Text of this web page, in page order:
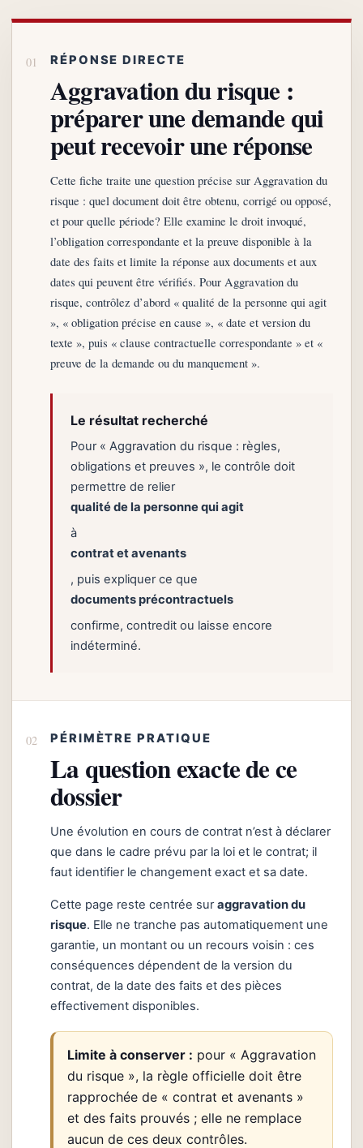
RÉPONSE DIRECTE
Aggravation du risque :
préparer une demande qui
peut recevoir une réponse
Cette fiche traite une question précise sur Aggravation du
risque : quel document doit être obtenu, corrigé ou opposé,
et pour quelle période? Elle examine le droit invoqué,
l’obligation correspondante et la preuve disponible à la
date des faits et limite la réponse aux documents et aux
dates qui peuvent être vérifiés. Pour Aggravation du
risque, contrôlez d’abord « qualité de la personne qui agit
», « obligation précise en cause », « date et version du
texte », puis « clause contractuelle correspondante » et «
preuve de la demande ou du manquement ».
Le résultat recherché
Pour « Aggravation du risque : règles,
obligations et preuves », le contrôle doit
permettre de relier
qualité de la personne qui agit
à
contrat et avenants
, puis expliquer ce que
documents précontractuels
confirme, contredit ou laisse encore
indéterminé.
PÉRIMÈTRE PRATIQUE
La question exacte de ce
dossier
Une évolution en cours de contrat n’est à déclarer
que dans le cadre prévu par la loi et le contrat; il
faut identifier le changement exact et sa date.
Cette page reste centrée suraggravation du
risque. Elle ne tranche pas automatiquement une
garantie, un montant ou un recours voisin : ces
conséquences dépendent de la version du
contrat, de la date des faits et des pièces
effectivement disponibles.
Limite à conserver : pour « Aggravation
du risque », la règle officielle doit être
rapprochée de « contrat et avenants »
et des faits prouvés ; elle ne remplace
aucun de ces deux contrôles.